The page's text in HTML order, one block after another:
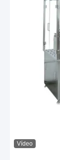
Vídeo